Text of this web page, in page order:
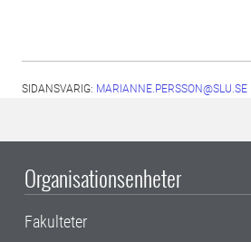
SIDANSVARIG: MARIANNE.PERSSON@SLU.SE
Organisationsenheter
Fakulteter